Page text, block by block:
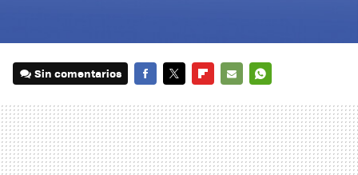
Sin comentarios
MAIL